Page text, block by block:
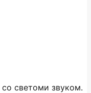
светоми звуком.